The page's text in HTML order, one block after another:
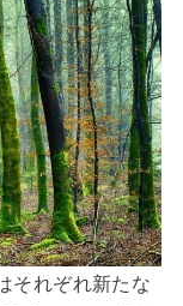
それぞれ新たな